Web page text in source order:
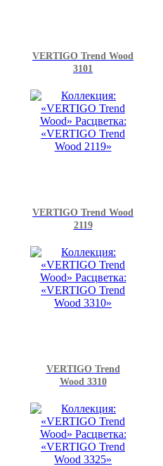
VERTIGO Trend Wood
3101
VERTIGO Trend Wood
2119
VERTIGO Trend
Wood 3310